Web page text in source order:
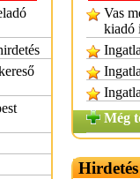
Vas
kiadó
Még